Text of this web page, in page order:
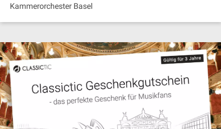
Kammerorchester Basel